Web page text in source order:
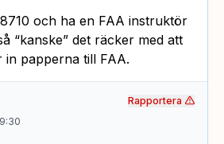
och ha en FAA instruktör
“kanske” det räcker med att
in papperna till FAA.
Rapportera